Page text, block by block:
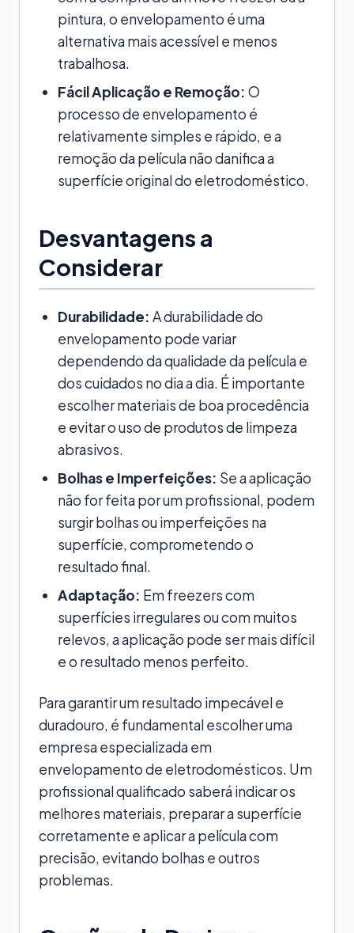
pintura, o envelopamento é uma
alternativa mais acessível e menos
trabalhosa.
Fácil Aplicação e Remoção: O
processo de envelopamento é
relativamente simples e rápido, e a
remoção da película não danifica a
superfície original do eletrodoméstico.
Desvantagens a
Considerar
Durabilidade: A durabilidade do
envelopamento pode variar
dependendo da qualidade da película e
dos cuidados no dia a dia. É importante
escolher materiais de boa procedência
e evitar o uso de produtos de limpeza
abrasivos.
Bolhas e Imperfeições: Se a aplicação
não for feita por um profissional, podem
surgir bolhas ou imperfeições na
superfície, comprometendo o
resultado final.
Adaptação: Em freezers com
superfícies irregulares ou com muitos
relevos, a aplicação pode ser mais difícil
e o resultado menos perfeito.
Para garantir um resultado impecável e
duradouro, é fundamental escolher uma
empresa especializada em
envelopamento de eletrodomésticos. Um
profissional qualificado saberá indicar os
melhores materiais, preparar a superfície
corretamente e aplicar a película com
precisão, evitando bolhas e outros
problemas.